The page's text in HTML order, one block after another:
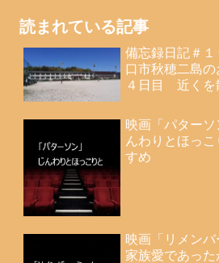
読まれている記事
備忘録日記＃
口市秋穂二島
４日目 近くを
映画「パター
んわりとほっ
すめ
映画「リメンバ
家族愛であった